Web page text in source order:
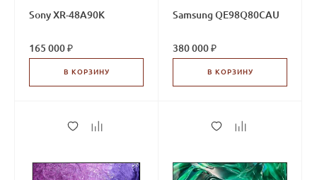
Sony XR-48A90K
165 000 ₽
В КОРЗИНУ
Samsung QE98Q80CAU
380 000 ₽
В КОРЗИНУ